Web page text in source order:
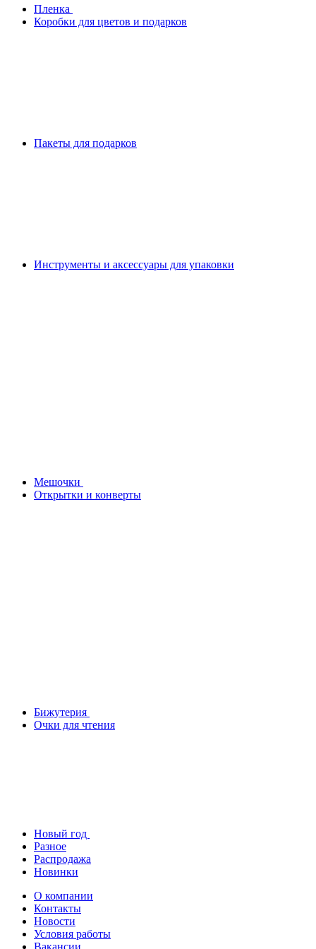
Плeнка
Коробки для цветов и подарков
Пакеты для подарков
Инструменты и аксессуары для упаковки
Мешочки
Открытки и конверты
Бижутерия
Очки для чтения
Новый год
Разное
Распродажа
Новинки
О компании
Контакты
Новости
Условия работы
Вакансии